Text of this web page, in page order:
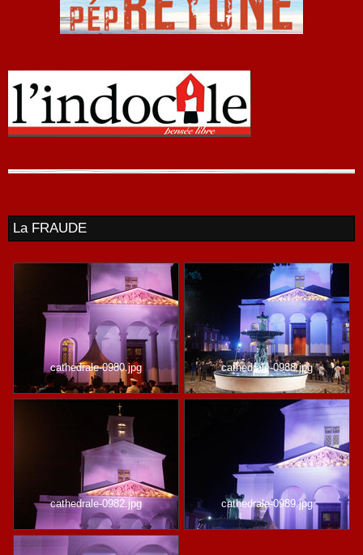
La FRAUDE
cathedrale-0980.jpg cathedrale-0988.jpg
cathedrale-0982.jpg cathedrale-0989.jpg